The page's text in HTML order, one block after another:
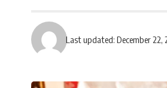
Last updated: December 22,